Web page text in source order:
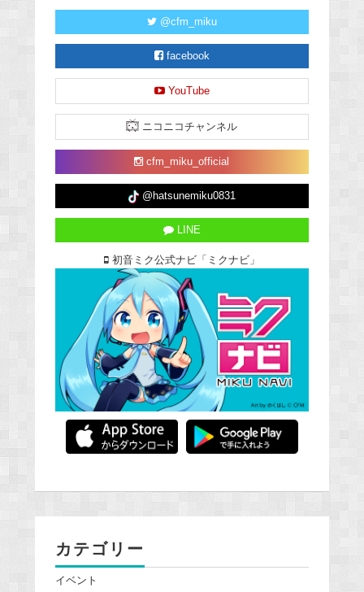
@cfm_miku
facebook
YouTube
ニコニコチャンネル
cfm_miku_official
@hatsunemiku0831
LINE
初音ミク公式ナビ「ミクナビ」
カテゴリー
イベント